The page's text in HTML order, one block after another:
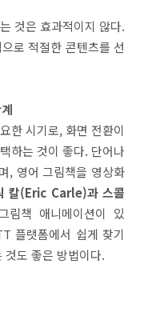
것은 효과적이지 않다.
로 적절한 콘텐츠를 선
한 시기로, 화면 전환이
하는 것이 좋다. 단어나
, 영어 그림책을 영상화
칼(Eric Carle)과 스콜
림책 애니메이션이 있
플랫폼에서 쉽게 찾기
도 좋은 방법이다.